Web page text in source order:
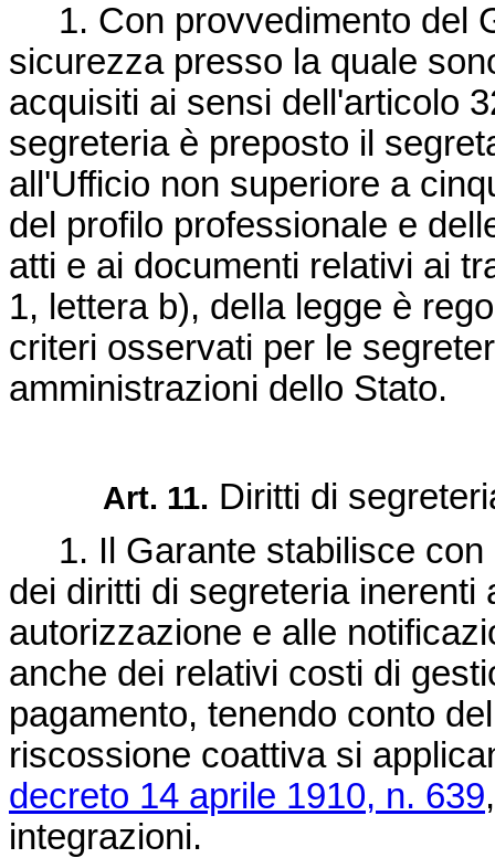
1. Con provvedimento del
sicurezza presso la quale
acquisiti ai sensi dell'articolo
segreteria è preposto il
all'Ufficio non superiore a
del profilo professionale e
atti e ai documenti relativi ai
1, lettera b), della legge è
criteri osservati per le
amministrazioni dello Stato.
Art. 11. Diritti di
1. Il Garante stabilisce con
dei diritti di segreteria inerenti
autorizzazione e alle
anche dei relativi costi di
pagamento, tenendo conto
riscossione coattiva si
decreto 14 aprile 1910, n. 639
integrazioni.